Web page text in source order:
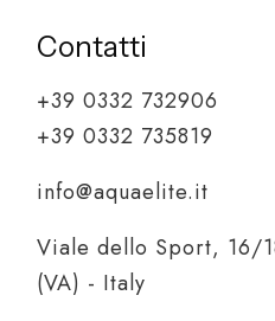
Contatti
+39 0332 732906
+39 0332 735819
info@aquaelite.it
Viale dello Sport, 16/
(VA) - Italy